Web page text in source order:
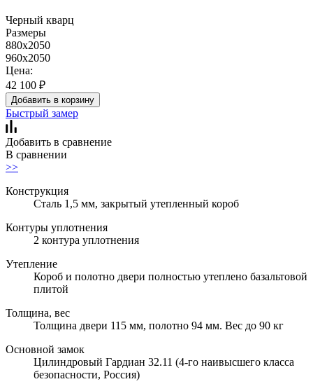
Черный кварц
Размеры
880x2050
960x2050
Цена:
42 100 ₽
Добавить в корзину
Быстрый замер
Добавить в сравнение
В сравнении
>>
Конструкция
Сталь 1,5 мм, закрытый утепленный короб
Контуры уплотнения
2 контура уплотнения
Утепление
Короб и полотно двери полностью утеплено базальтовой
плитой
Толщина, вес
Толщина двери 115 мм, полотно 94 мм. Вес до 90 кг
Основной замок
Цилиндровый Гардиан 32.11 (4-го наивысшего класса
безопасности, Россия)